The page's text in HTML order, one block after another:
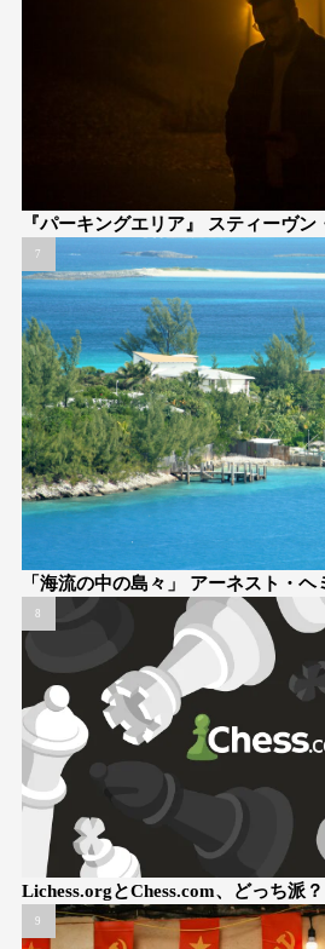
『パーキングエリア』 スティーヴン
「海流の中の島々」 アーネスト・ヘ
Lichess.orgとChess.com、どっち派？